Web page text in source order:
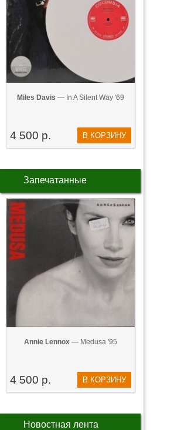
Miles Davis — In A Silent Way '69
4 500 р. В КОРЗИНУ
Запечатанные
Annie Lennox — Medusa '95
4 500 р. В КОРЗИНУ
Новостная лента